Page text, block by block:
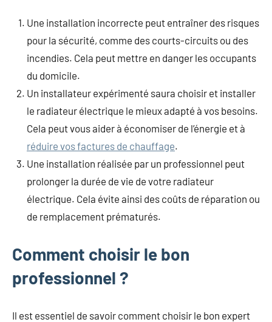
Une installation incorrecte peut entraîner des risques
pour la sécurité, comme des courts-circuits ou des
incendies. Cela peut mettre en danger les occupants
du domicile.
Un installateur expérimenté saura choisir et installer
le radiateur électrique le mieux adapté à vos besoins.
Cela peut vous aider à économiser de l’énergie et à
réduire vos factures de chauffage.
Une installation réalisée par un professionnel peut
prolonger la durée de vie de votre radiateur
électrique. Cela évite ainsi des coûts de réparation ou
de remplacement prématurés.
Comment choisir le bon
professionnel ?
Il est essentiel de savoir comment choisir le bon expert